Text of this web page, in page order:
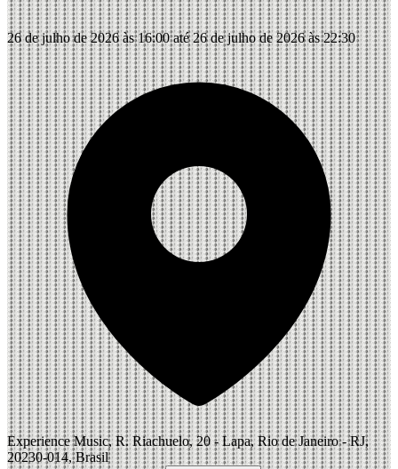
26 de julho de 2026 às 16:00 até 26 de julho de 2026 às 22:30
Experience Music, R. Riachuelo, 20 - Lapa, Rio de Janeiro - RJ,
20230-014, Brasil